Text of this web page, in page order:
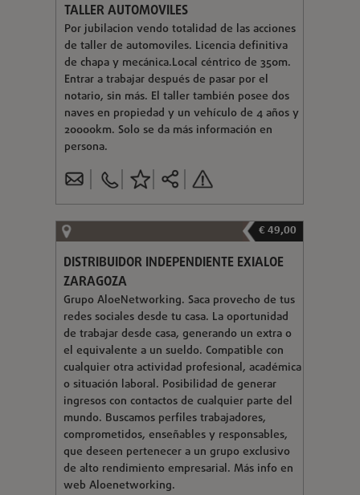
TALLER AUTOMOVILES
Por jubilacion vendo totalidad de las acciones
de taller de automoviles. Licencia definitiva
de chapa y mecánica.Local céntrico de 350m.
Entrar a trabajar después de pasar por el
notario, sin más. El taller también posee dos
naves en propiedad y un vehículo de 4 años y
20000km. Solo se da más información en
persona.
€ 49,00
DISTRIBUIDOR INDEPENDIENTE EXIALOE
ZARAGOZA
Grupo AloeNetworking. Saca provecho de tus
redes sociales desde tu casa. La oportunidad
de trabajar desde casa, generando un extra o
el equivalente a un sueldo. Compatible con
cualquier otra actividad profesional, académica
o situación laboral. Posibilidad de generar
ingresos con contactos de cualquier parte del
mundo. Buscamos perfiles trabajadores,
comprometidos, enseñables y responsables,
que deseen pertenecer a un grupo exclusivo
de alto rendimiento empresarial. Más info en
web Aloenetworking.